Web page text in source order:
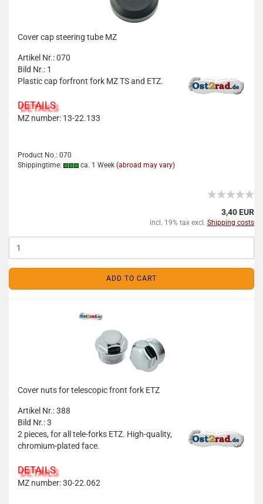
Cover cap steering tube MZ
Artikel Nr.: 070
Bild Nr.: 1
Plastic cap forfront fork MZ TS and ETZ.
DETAILS
MZ number: 13-22.133
Product No.: 070
Shippingtime:
ca. 1 Week (abroad may vary)
3,40 EUR
incl. 19% tax excl. Shipping costs
ADD TO CART
Cover nuts for telescopic front fork ETZ
Artikel Nr.: 388
Bild Nr.: 3
2 pieces, for all tele-forks ETZ. High-quality,
chromium-plated face.
DETAILS
MZ number: 30-22.062